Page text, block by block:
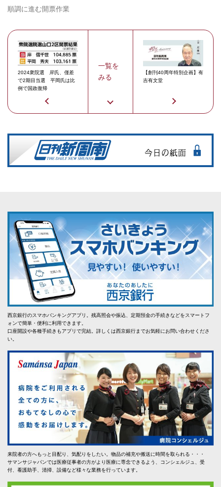
順調に進む開票作業
2024衆院選 岸氏、僅差
で2期目当選 平岡氏は比
例で国政復帰
一覧を
みる
【創刊40周年特別企画】有
吉有文堂
西京銀行のスマホバンキングアプリ。残高照会や振込、定期預金の手続きなどをスマートフ
ォンで簡単・便利に利用できます。
口座開設や各種手続きもアプリで完結。詳しくは西京銀行までお気軽にお問い合わせくださ
い。
来院者の方へもっと目配り、気配りをしたい。物品の補充や搬送に時間を取られる・・・
サマンサジャパンでは医療従事者の方がより医療に専念できるよう、コンシェルジュ、受
付、看護助手、清掃、設備など様々な業務を行っています。